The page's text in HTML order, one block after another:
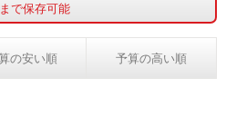
で保存可能
の安い順 予算の高い順